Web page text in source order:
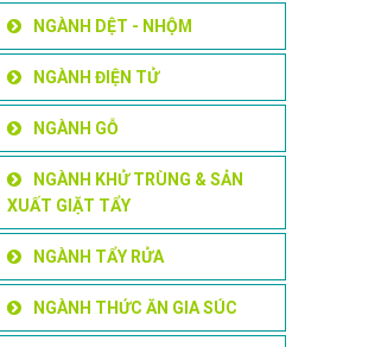
NGÀNH DỆT - NHỘM
NGÀNH ĐIỆN TỬ
NGÀNH GỖ
NGÀNH KHỬ TRÙNG & SẢN
XUẤT GIẶT TẨY
NGÀNH TẨY RỬA
NGÀNH THỨC ĂN GIA SÚC